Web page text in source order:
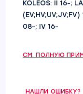
KOLEOS: II 16-;
08-; IV 16-
СМ. ПОЛНУЮ
НАШЛИ ОШИБКУ?